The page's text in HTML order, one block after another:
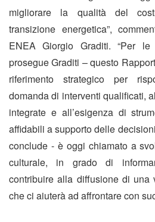
migliorare la qualità del
transizione energetica”,
ENEA Giorgio Graditi. “Per
prosegue Graditi – questo
riferimento strategico per
domanda di interventi qualificati,
integrate e all’esigenza di
affidabili a supporto delle
conclude - è oggi chiamato a
culturale, in grado di
contribuire alla diffusione di una
che ci aiuterà ad affrontare con